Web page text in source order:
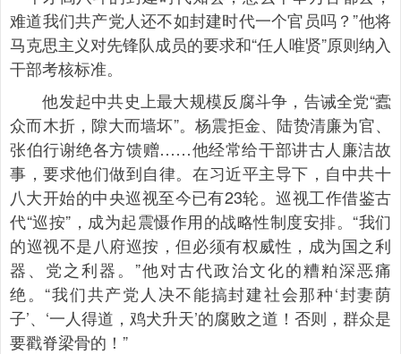
难道我们共产党人还不如封建时代一个官员吗？”他将
马克思主义对先锋队成员的要求和“任人唯贤”原则纳入
干部考核标准。
他发起中共史上最大规模反腐斗争，告诫全党“蠹
众而木折，隙大而墙坏”。杨震拒金、陆贽清廉为官、
张伯行谢绝各方馈赠……他经常给干部讲古人廉洁故
事，要求他们做到自律。在习近平主导下，自中共十
八大开始的中央巡视至今已有23轮。巡视工作借鉴古
代“巡按”，成为起震慑作用的战略性制度安排。“我们
的巡视不是八府巡按，但必须有权威性，成为国之利
器、党之利器。”他对古代政治文化的糟粕深恶痛
绝。“我们共产党人决不能搞封建社会那种‘封妻荫
子’、‘一人得道，鸡犬升天’的腐败之道！否则，群众是
要戳脊梁骨的！”